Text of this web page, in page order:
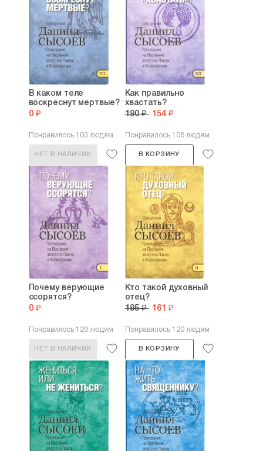
В каком теле
воскреснут мертвые?
0 ₽
Понравилось 103 людям
НЕТ В НАЛИЧИИ
Как правильно
хвастать?
190 ₽ 154 ₽
Понравилось 108 людям
В КОРЗИНУ
Почему верующие
ссорятся?
0 ₽
Понравилось 120 людям
НЕТ В НАЛИЧИИ
Кто такой духовный
отец?
195 ₽ 161 ₽
Понравилось 120 людям
В КОРЗИНУ